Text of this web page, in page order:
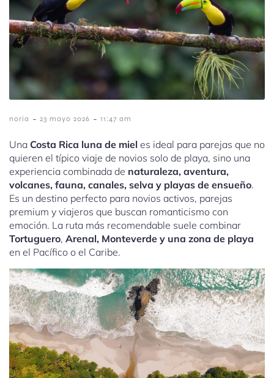
noria - 23 mayo 2026 - 11:47 am
Una Costa Rica luna de miel es ideal para parejas que no
quieren el típico viaje de novios solo de playa, sino una
experiencia combinada de naturaleza, aventura,
volcanes, fauna, canales, selva y playas de ensueño.
Es un destino perfecto para novios activos, parejas
premium y viajeros que buscan romanticismo con
emoción. La ruta más recomendable suele combinar
Tortuguero, Arenal, Monteverde y una zona de playa
en el Pacífico o el Caribe.